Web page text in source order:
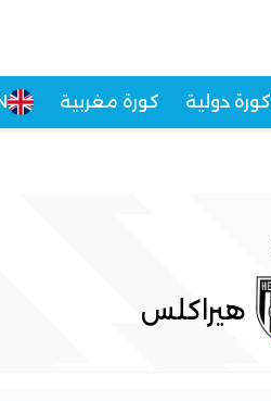
كورة دولية كورة مغربية
هيراكلس